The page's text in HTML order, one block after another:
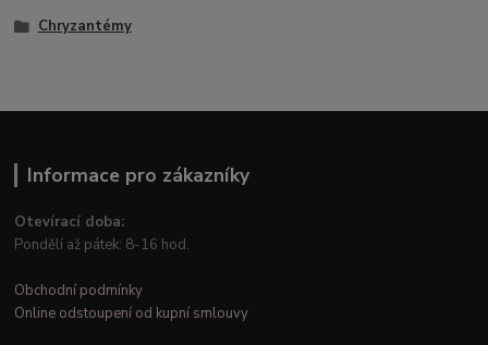
Chryzantémy
Informace pro zákazníky
Otevírací doba:
Pondělí až pátek: 8-16 hod.
Obchodní podmínky
Online odstoupení od kupní smlouvy